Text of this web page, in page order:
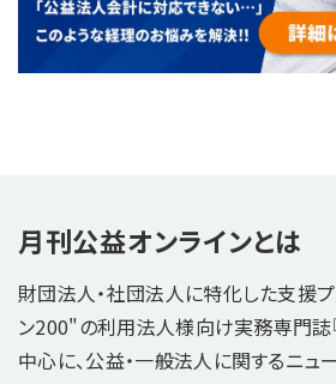
月刊公益オンラインとは
財団法人・社団法人に特化した支援
ン200"の利用法人様向け実務専門誌
中心に、公益・一般法人に関するニュ